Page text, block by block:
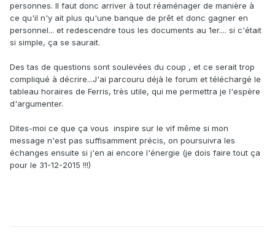
personnes. Il faut donc arriver à tout réaménager de manière à
ce qu'il n'y ait plus qu'une banque de prêt et donc gagner en
personnel... et redescendre tous les documents au 1er.... si c'était
si simple, ça se saurait.
Des tas de questions sont soulevées du coup , et ce serait trop
compliqué à décrire...J'ai parcouru déjà le forum et téléchargé le
tableau horaires de Ferris, très utile, qui me permettra je l'espère
d'argumenter.
Dites-moi ce que ça vous inspire sur le vif même si mon
message n'est pas suffisamment précis, on poursuivra les
échanges ensuite si j'en ai encore l'énergie (je dois faire tout ça
pour le 31-12-2015 !!!)